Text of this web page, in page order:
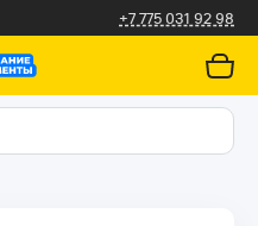
+7 775 031 92 98